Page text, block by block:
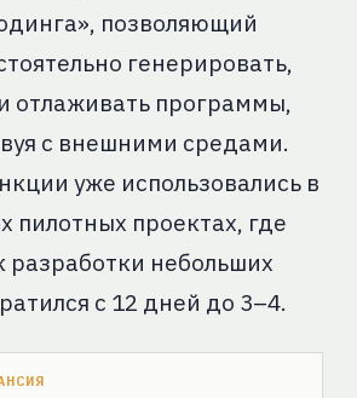
позволяющий
генерировать,
отлаживать программы,
с внешними средами.
уже использовались в
пилотных проектах, где
разработки небольших
с 12 дней до 3–4.